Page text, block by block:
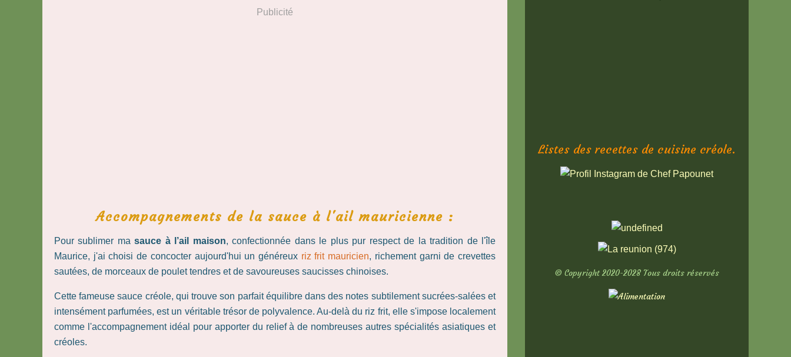
Publicité
Accompagnements de la sauce à l'ail mauricienne :
Pour sublimer masauce à l’ail maison, confectionnée dans le plus pur respect de la tradition de l'île
Maurice, j'ai choisi de concocter aujourd'hui un généreux riz frit mauricien, richement garni de crevettes
sautées, de morceaux de poulet tendres et de savoureuses saucisses chinoises.
Cette fameuse sauce créole, qui trouve son parfait équilibre dans des notes subtilement sucrées-salées et
intensément parfumées, est un véritable trésor de polyvalence. Au-delà du riz frit, elle s'impose localement
comme l'accompagnement idéal pour apporter du relief à de nombreuses autres spécialités asiatiques et
créoles.
Listes des recettes de cuisine créole.
© Copyright 2020-2028 Tous droits réservés